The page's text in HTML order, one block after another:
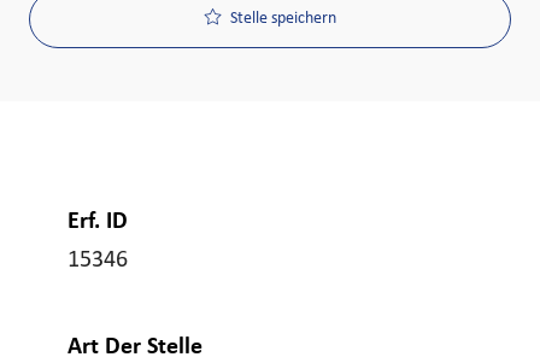
Stelle speichern
Erf. ID
15346
Art Der Stelle